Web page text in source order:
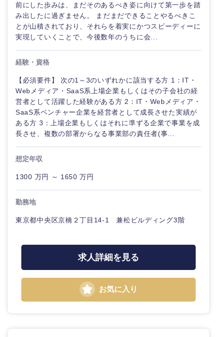
前にした歩みは、まだそのあるべき姿に向けて第一歩を踏
み出したに過ぎません。 まだまだできることやるべきこ
とが山積されており、それらを着実にかつスピーディーに
実現していくことで、今後数年のうちに会...
経験・資格
【必須要件】 次の1～3のいずれかに該当する方 1：IT・
Webメディア・SaaS系上場企業もしくはその子会社の経
営者として活躍した経験がある方 2：IT・Webメディア・
SaaS系ベンチャー企業を経営者として成長させた実績が
ある方 3：上場企業もしくはそれに準ずる企業で事業を成
長させ、複数の部署からなる事業部の責任者(事...
想定年収
1300 万円 ～ 1650 万円
勤務地
東京都中央区京橋２丁目14-1 兼松ビルディング3階
求人詳細を見る
お気に入り